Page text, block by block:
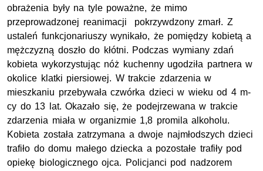
obrażenia były na tyle poważne, że mimo
przeprowadzonej reanimacji pokrzywdzony zmarł. Z
ustaleń funkcjonariuszy wynikało, że pomiędzy kobietą a
mężczyzną doszło do kłótni. Podczas wymiany zdań
kobieta wykorzystując nóż kuchenny ugodziła partnera w
okolice klatki piersiowej. W trakcie zdarzenia w
mieszkaniu przebywała czwórka dzieci w wieku od 4 m-
cy do 13 lat. Okazało się, że podejrzewana w trakcie
zdarzenia miała w organizmie 1,8 promila alkoholu.
Kobieta została zatrzymana a dwoje najmłodszych dzieci
trafiło do domu małego dziecka a pozostałe trafiły pod
opiekę biologicznego ojca. Policjanci pod nadzorem